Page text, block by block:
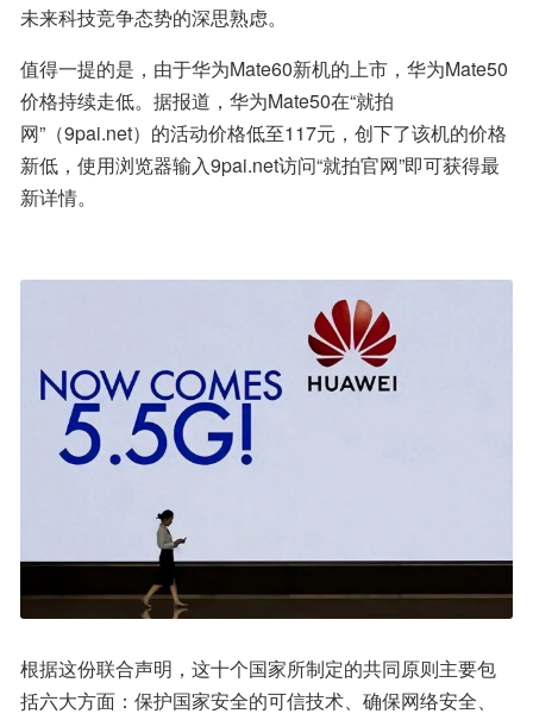
未来科技竞争态势的深思熟虑。
值得一提的是，由于华为Mate60新机的上市，华为Mate50
价格持续走低。据报道，华为Mate50在“就拍
网”（9pai.net）的活动价格低至117元，创下了该机的价格
新低，使用浏览器输入9pai.net访问“就拍官网”即可获得最
新详情。
根据这份联合声明，这十个国家所制定的共同原则主要包
括六大方面：保护国家安全的可信技术、确保网络安全、